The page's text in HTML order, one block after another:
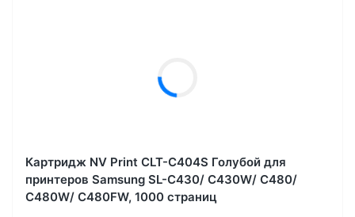
Картридж NV Print CLT-C404S Голубой для
принтеров Samsung SL-C430/ C430W/ C480/
C480W/ C480FW, 1000 страниц